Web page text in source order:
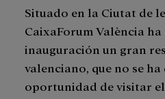
Situado en la Ciutat de
CaixaForum València ha
inauguración un gran
valenciano, que no se
oportunidad de visitar